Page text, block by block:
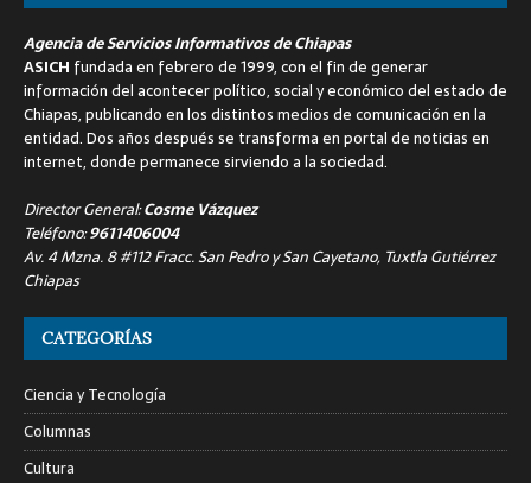
Agencia de Servicios Informativos de Chiapas
ASICH fundada en febrero de 1999, con el fin de generar
información del acontecer político, social y económico del estado de
Chiapas, publicando en los distintos medios de comunicación en la
entidad. Dos años después se transforma en portal de noticias en
internet, donde permanece sirviendo a la sociedad.
Director General:Cosme Vázquez
Teléfono:9611406004
Av. 4 Mzna. 8 #112 Fracc. San Pedro y San Cayetano, Tuxtla Gutiérrez
Chiapas
CATEGORÍAS
Ciencia y Tecnología
Columnas
Cultura